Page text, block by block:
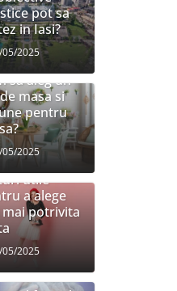
pot sa
in Iasi?
2025
sa aleg un
masa si
pentru
2025
utile
a alege
mai potrivita
05/2025